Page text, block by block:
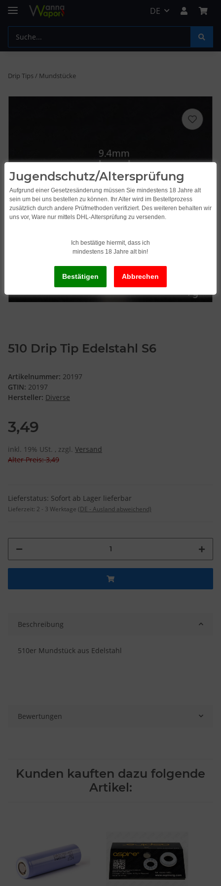
DE
Drip Tips / Mundstücke
510 Drip Tip Edelstahl S6
Artikelnummer: 20197
GTIN: 20197
Hersteller: Diverse
3,49
inkl. 19% USt. , zzgl. Versand
Alter Preis: 3,49
Lieferstatus: Sofort ab Lager lieferbar
Lieferzeit: 2 - 3 Werktage (DE - Ausland abweichend)
Beschreibung
510er Mundstück aus Edelstahl
Bewertungen
Kunden kauften dazu folgende
Artikel:
Jugendschutz/Altersprüfung
Aufgrund einer Gesetzesänderung müssen Sie mindestens 18 Jahre alt
sein um bei uns bestellen zu können. Ihr Alter wird im Bestellprozess
zusätzlich durch andere Prüfmethoden verifiziert. Des weiteren behalten wir
uns vor, Ware nur mittels DHL-Altersprüfung zu versenden.
Ich bestätige hiermit, dass ich
mindestens 18 Jahre alt bin!